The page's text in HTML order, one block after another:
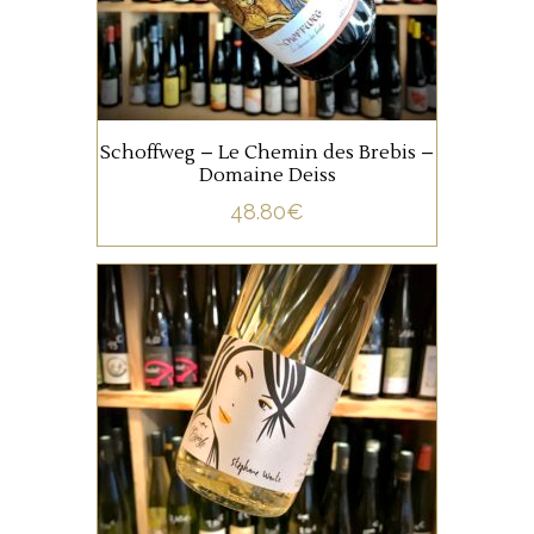
superbe complexité, une
bouche onctueuse, avec une
très fine note tannique et une
finale élégante.
AJOUTER AU PANIER
Schoffweg – Le Chemin des Brebis –
Domaine Deiss
48.80€
ALSACE
« L’Espièle »du Domaine
Stéphane Wantz, est un
assemblage de Muscat
Ottonel, de Sylvaner et
d’Auxerrois.